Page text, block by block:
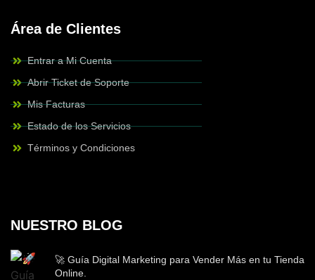
Área de Clientes
Entrar a Mi Cuenta
Abrir Ticket de Soporte
Mis Facturas
Estado de los Servicios
Términos y Condiciones
NUESTRO BLOG
🚀 Guía Digital Marketing para Vender Más en tu Tienda
Online.